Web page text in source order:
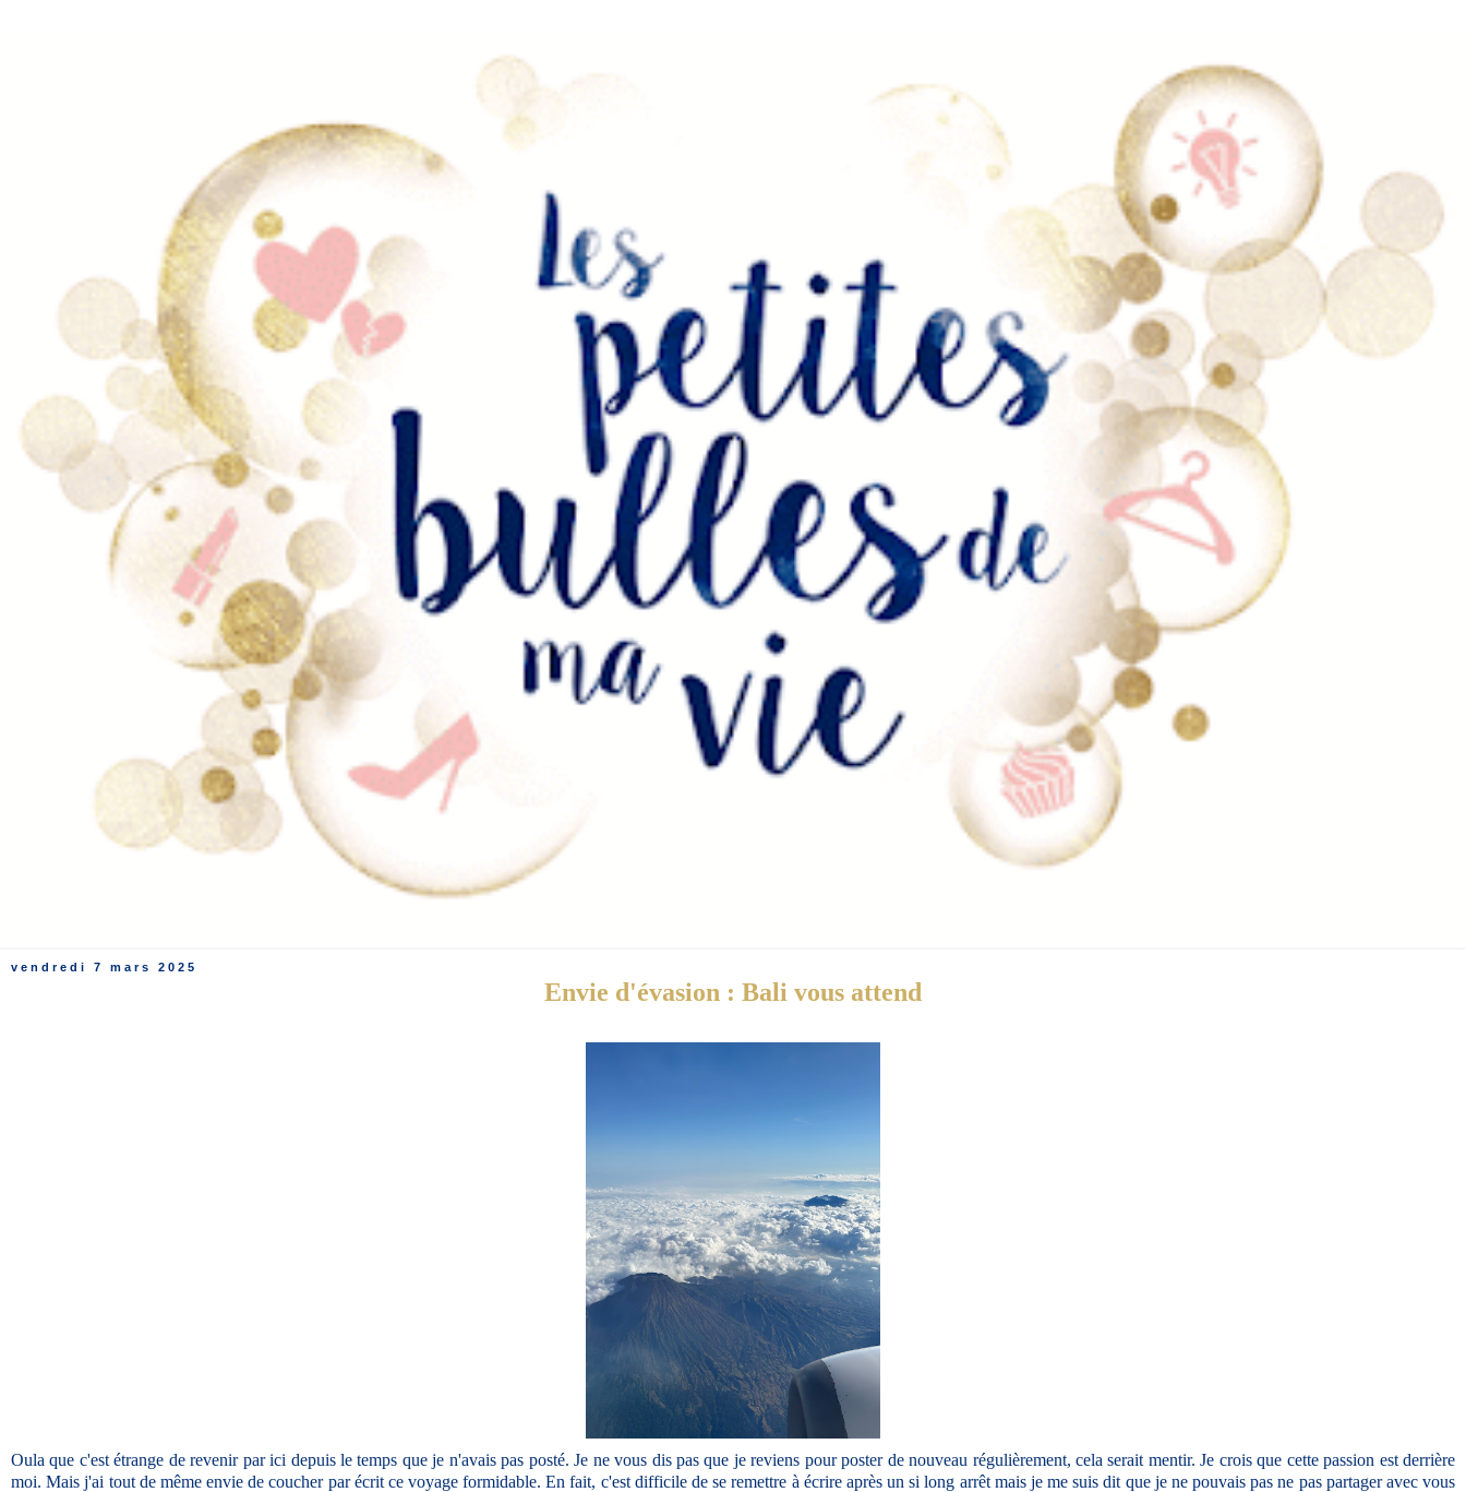
vendredi 7 mars 2025
Envie d'évasion : Bali vous attend
Oula que c'est étrange de revenir par ici depuis le temps que je n'avais pas posté. Je ne vous dis pas que je reviens pour poster de nouveau régulièrement, cela serait mentir. Je crois que cette passion est derrière
moi. Mais j'ai tout de même envie de coucher par écrit ce voyage formidable. En fait, c'est difficile de se remettre à écrire après un si long arrêt mais je me suis dit que je ne pouvais pas ne pas partager avec vous